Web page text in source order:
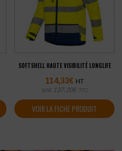
SOFTSHELL HAUTE VISIBILITÉ LONGLIFE
114,33€ HT
soit 137,20€ TTC
VOIR LA FICHE PRODUIT